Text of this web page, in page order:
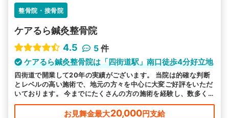
整骨院・接骨院
ケアるら鍼灸整骨院
4.5
5 件
ケアるら鍼灸整骨院は「四街道駅」南口徒歩4分好立地
四街道で開業して20年の実績がございます。 当院は的確な判断
とレベルの高い施術で、地元の方々を中心に大変ご好評をいただ
いております。 今までにたくさんの方の施術を経験し、数多く
の症例を対応してきました。初めての方もどうぞ安心してご利用
お見舞金最大20,000円支給